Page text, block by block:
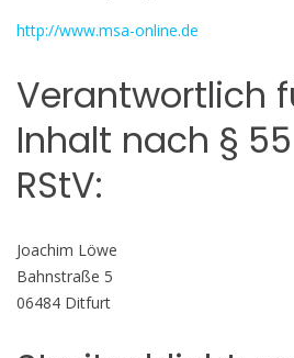
http://www.msa-online.de
Verantwortlich
Inhalt nach §
RStV:
Joachim Löwe
Bahnstraße 5
06484 Ditfurt